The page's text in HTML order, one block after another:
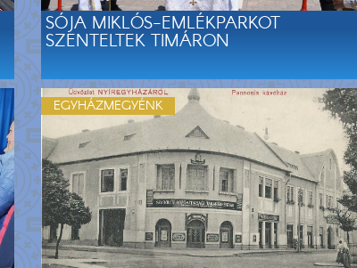
SÓJA MIKLÓS-EMLÉKPARKOT
SZENTELTEK TIMÁRON
EGYHÁZMEGYÉNK